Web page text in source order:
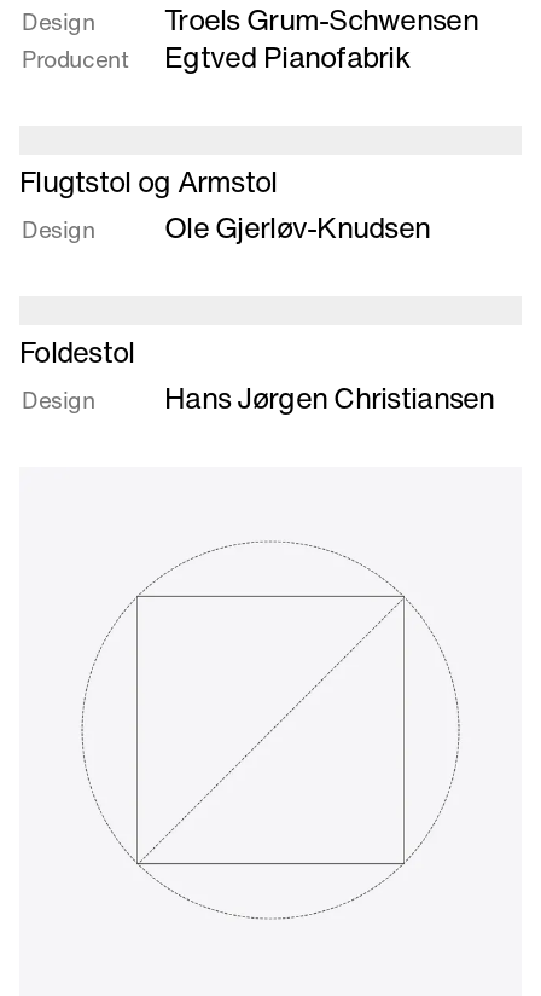
om
Dragon,
bordprogram
Design Troels Grum-Schwensen
Producent Egtved Pianofabrik
Læs
mere
om
Flugtstol og Armstol
Design Ole Gjerløv-Knudsen
Læs
mere
om
Foldestol
Design Hans Jørgen Christiansen